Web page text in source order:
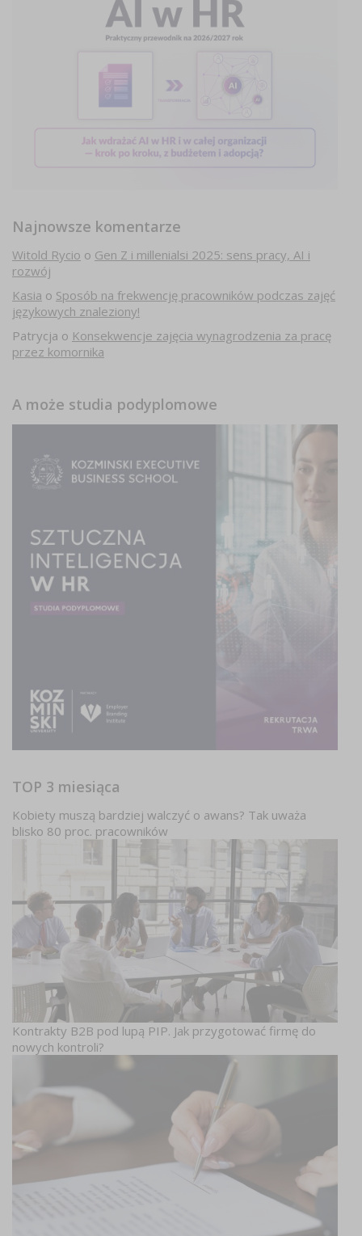
Najnowsze komentarze
Witold Rycio o Gen Z i millenialsi 2025: sens pracy, AI i
rozwój
Kasia o Sposób na frekwencję pracowników podczas zajęć
językowych znaleziony!
Patrycja o Konsekwencje zajęcia wynagrodzenia za pracę
przez komornika
A może studia podyplomowe
TOP 3 miesiąca
Kobiety muszą bardziej walczyć o awans? Tak uważa
blisko 80 proc. pracowników
Kontrakty B2B pod lupą PIP. Jak przygotować firmę do
nowych kontroli?